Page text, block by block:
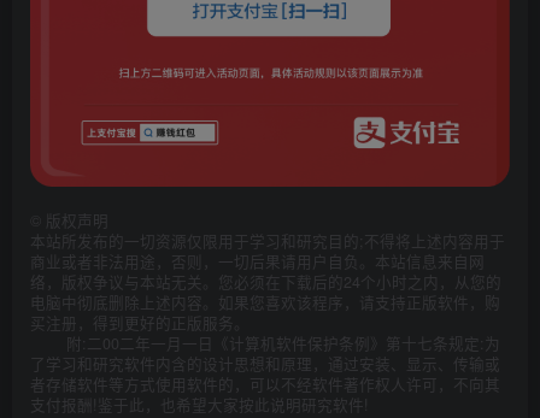
版权声明
本站所发布的一切资源仅限用于学习和研究目的;不得将上述内容用于
商业或者非法用途，否则，一切后果请用户自负。本站信息来自网
络，版权争议与本站无关。您必须在下载后的24个小时之内，从您的
电脑中彻底删除上述内容。如果您喜欢该程序，请支持正版软件，购
买注册，得到更好的正版服务。
附:二00二年一月一日《计算机软件保护条例》第十七条规定:为
了学习和研究软件内含的设计思想和原理，通过安装、显示、传输或
者存储软件等方式使用软件的，可以不经软件著作权人许可，不向其
支付报酬!鉴于此，也希望大家按此说明研究软件!